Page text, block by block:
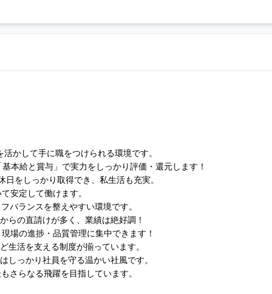
かして手に職をつけられる環境です。
本給と賞与」で実力をしっかり評価・還元します！
をしっかり取得でき、私生活も充実。
安定して働けます。
バランスを整えやすい環境です。
らの直請けが多く、業績は絶好調！
場の進捗・品質管理に集中できます！
活を支える制度が揃っています。
っかり社員を守る温かい社風です。
さらなる飛躍を目指しています。